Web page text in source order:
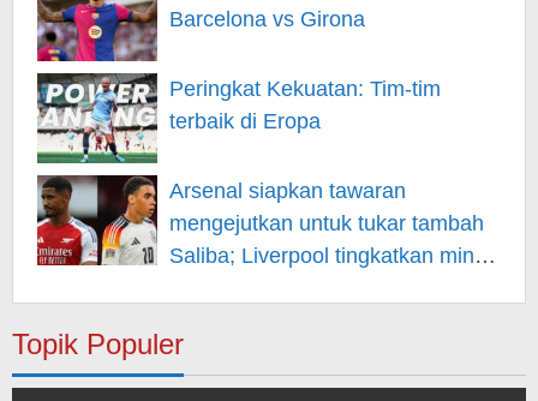
Barcelona vs Girona
Peringkat Kekuatan: Tim-tim
terbaik di Eropa
Arsenal siapkan tawaran
mengejutkan untuk tukar tambah
Saliba; Liverpool tingkatkan minat
Topik Populer